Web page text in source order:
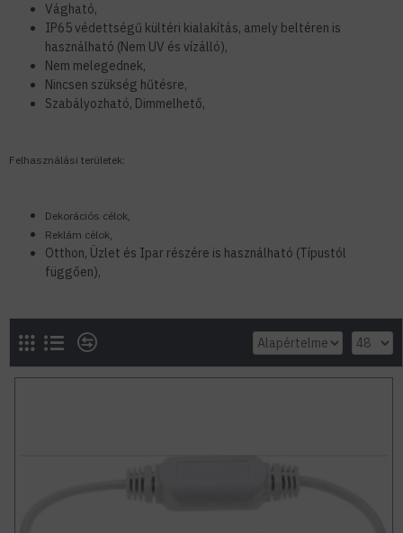
Vágható,
IP65 védettségű kültéri kialakítás, amely beltéren is
használható (Nem UV és vízálló),
Nem melegednek,
Nincsen szükség hűtésre,
Szabályozható, Dimmelhető,
Felhasználási területek:
Dekorációs célok,
Reklám célok,
Otthon, Üzlet és Ipar részére is használható (Típustól
függően),